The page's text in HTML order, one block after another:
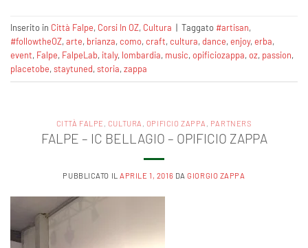
Inserito in Città Falpe, Corsi In OZ, Cultura | Taggato #artisan,
#followtheOZ,arte, brianza,como,craft,cultura,dance,enjoy,erba,
event, Falpe, FalpeLab, italy, lombardia, music,opificiozappa,oz, passion,
placetobe,staytuned,storia,zappa
CITTÀ FALPE CULTURA OPIFICIO ZAPPA PARTNERS
FALPE – IC BELLAGIO – OPIFICIO ZAPPA
PUBBLICATO ILAPRILE 1, 2016 DAGIORGIO ZAPPA